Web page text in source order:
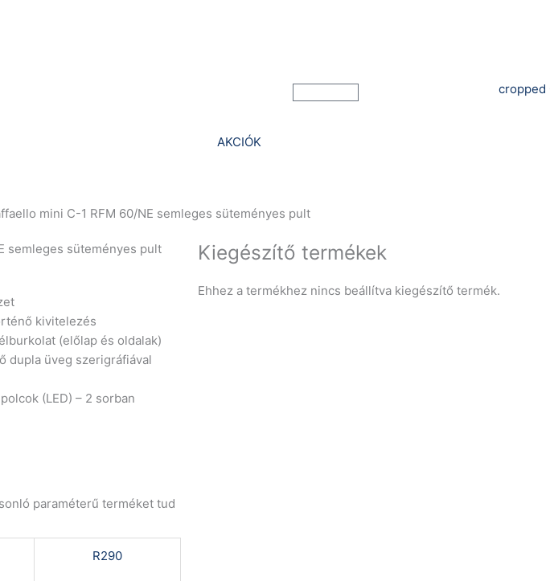
Kosár
AKCIÓK
mini C-1 RFM 60/NE semleges süteményes pult
semleges süteményes pult
kivitelezés
(előlap és oldalak)
dupla üveg szerigráfiával
(LED) – 2 sorban
paraméterű terméket tud
R290
Kiegészítő termékek
Ehhez a termékhez nincs beállítva kiegészítő termék.